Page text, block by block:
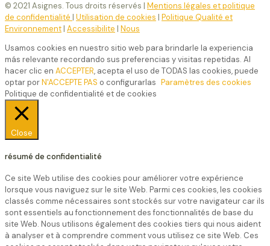
© 2021 Asignes. Tous droits réservés | Mentions légales et politique
de confidentialité | Utilisation de cookies | Politique Qualité et
Environnement| Accessibilite | Nous
Usamos cookies en nuestro sitio web para brindarle la experiencia
más relevante recordando sus preferencias y visitas repetidas. Al
hacer clic en ACCEPTER, acepta el uso de TODAS las cookies, puede
optar porN'ACCEPTE PAS o configurarlas Paramètres des cookies
Politique de confidentialité et de cookies
Close
résumé de confidentialité
Ce site Web utilise des cookies pour améliorer votre expérience
lorsque vous naviguez sur le site Web. Parmi ces cookies, les cookies
classés comme nécessaires sont stockés sur votre navigateur car ils
sont essentiels au fonctionnement des fonctionnalités de base du
site Web. Nous utilisons également des cookies tiers qui nous aident
à analyser et à comprendre comment vous utilisez ce site Web. Ces